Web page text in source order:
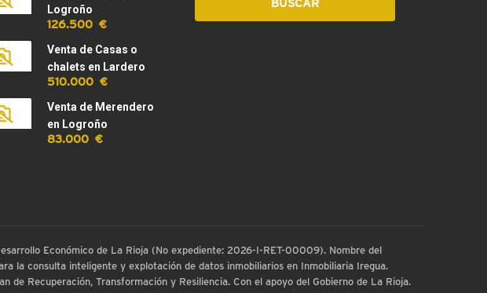
Logroño
126.500 €
Venta de Casas o
chalets en Lardero
510.000 €
Venta de Merendero
en Logroño
83.000 €
Económico de La Rioja (No expediente: 2026-I-RET-00009). Nombre del
la consulta inteligente y explotación de datos inmobiliarios en Inmobiliaria Iregua.
de Recuperación, Transformación y Resiliencia. Con el apoyo del Gobierno de La Rioja.